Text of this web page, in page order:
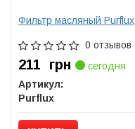
Фильтр масляный Purflux
0 отзывов
211 грн
сегодня
Артикул:
Purflux